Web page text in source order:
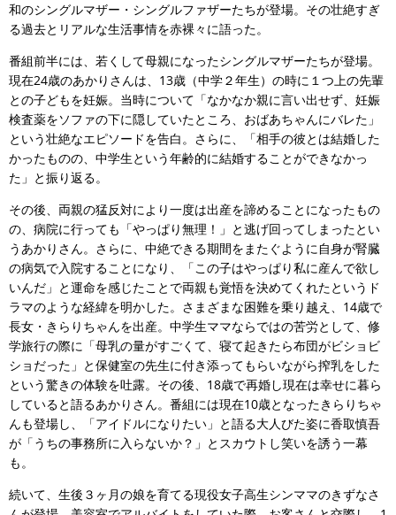
和のシングルマザー・シングルファザーたちが登場。その壮絶すぎ
る過去とリアルな生活事情を赤裸々に語った。
番組前半には、若くして母親になったシングルマザーたちが登場。
現在24歳のあかりさんは、13歳（中学２年生）の時に１つ上の先輩
との子どもを妊娠。当時について「なかなか親に言い出せず、妊娠
検査薬をソファの下に隠していたところ、おばあちゃんにバレた」
という壮絶なエピソードを告白。さらに、「相手の彼とは結婚した
かったものの、中学生という年齢的に結婚することができなかっ
た」と振り返る。
その後、両親の猛反対により一度は出産を諦めることになったもの
の、病院に行っても「やっぱり無理！」と逃げ回ってしまったとい
うあかりさん。さらに、中絶できる期間をまたぐように自身が腎臓
の病気で入院することになり、「この子はやっぱり私に産んで欲し
いんだ」と運命を感じたことで両親も覚悟を決めてくれたというド
ラマのような経緯を明かした。さまざまな困難を乗り越え、14歳で
長女・きらりちゃんを出産。中学生ママならではの苦労として、修
学旅行の際に「母乳の量がすごくて、寝て起きたら布団がビショビ
ショだった」と保健室の先生に付き添ってもらいながら搾乳をした
という驚きの体験を吐露。その後、18歳で再婚し現在は幸せに暮ら
していると語るあかりさん。番組には現在10歳となったきらりちゃ
んも登場し、「アイドルになりたい」と語る大人びた姿に香取慎吾
が「うちの事務所に入らないか？」とスカウトし笑いを誘う一幕
も。
続いて、生後３ヶ月の娘を育てる現役女子高生シンママのきずなさ